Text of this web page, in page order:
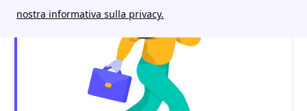
nostra informativa sulla privacy.